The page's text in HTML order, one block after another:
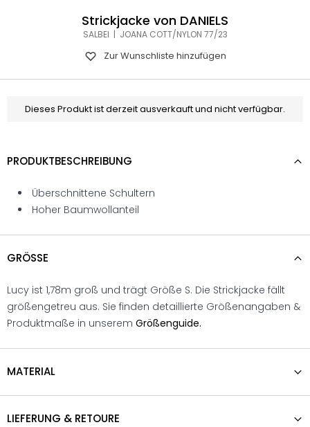
Strickjacke von DANIELS
SALBEI | JOANA COTT/NYLON 77/23
Zur Wunschliste hinzufügen
Dieses Produkt ist derzeit ausverkauft und nicht verfügbar.
PRODUKTBESCHREIBUNG
Überschnittene Schultern
Hoher Baumwollanteil
GRÖSSE
Lucy ist 1,78m groß und trägt Größe S. Die Strickjacke fällt
größengetreu aus. Sie finden detaillierte Größenangaben &
Produktmaße in unserem Größenguide.
MATERIAL
LIEFERUNG & RETOURE